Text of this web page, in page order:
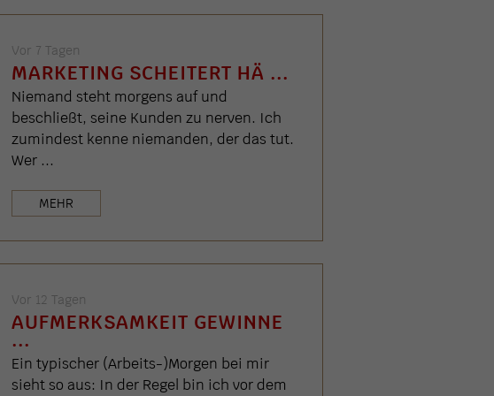
Vor 7 Tagen
MARKETING SCHEITERT HÄ ...
Niemand steht morgens auf und
beschließt, seine Kunden zu nerven. Ich
zumindest kenne niemanden, der das tut.
Wer ...
MEHR
Vor 12 Tagen
AUFMERKSAMKEIT GEWINNE
...
Ein typischer (Arbeits-)Morgen bei mir
sieht so aus: In der Regel bin ich vor dem